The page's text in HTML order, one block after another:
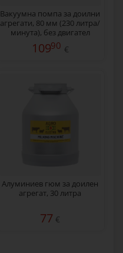
Вакуумна помпа за доилни
агрегати, 80 мм (230 литра/
минута), без двигател
10990 €
Алуминиев гюм за доилен
агрегат, 30 литра
77 €